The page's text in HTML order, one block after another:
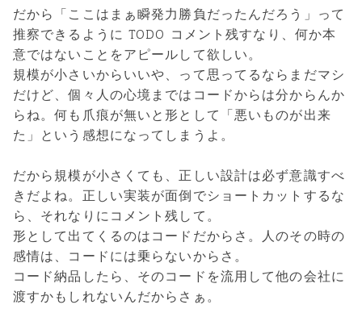
だから「ここはまぁ瞬発力勝負だったんだろう」って
推察できるように TODO コメント残すなり、何か本
意ではないことをアピールして欲しい。
規模が小さいからいいや、って思ってるならまだマシ
だけど、個々人の心境まではコードからは分からんか
らね。何も爪痕が無いと形として「悪いものが出来
た」という感想になってしまうよ。
だから規模が小さくても、正しい設計は必ず意識すべ
きだよね。正しい実装が面倒でショートカットするな
ら、それなりにコメント残して。
形として出てくるのはコードだからさ。人のその時の
感情は、コードには乗らないからさ。
コード納品したら、そのコードを流用して他の会社に
渡すかもしれないんだからさぁ。